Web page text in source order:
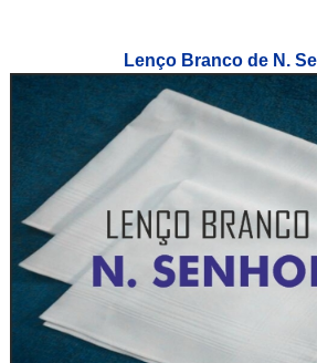
Lenço Branco de N.